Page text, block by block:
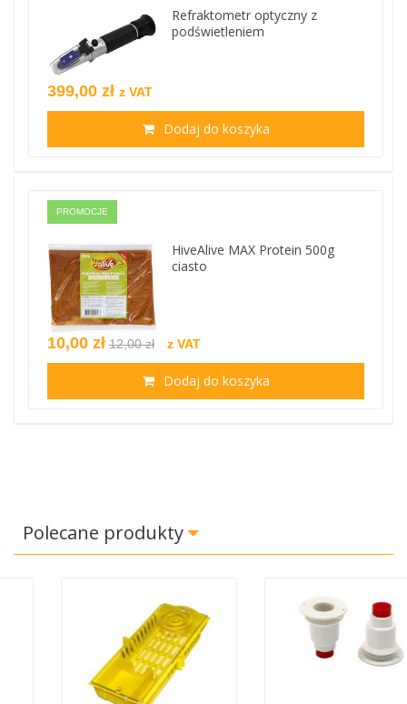
Refraktometr optyczny z
podświetleniem
399,00 zł z VAT
Dodaj do koszyka
PROMOCJE
HiveAlive MAX Protein 500g
ciasto
10,00 zł 12,00 zł z VAT
Dodaj do koszyka
Polecane produkty